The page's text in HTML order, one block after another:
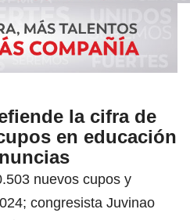
la cifra de
en educación
nuevos cupos y
congresista Juvinao